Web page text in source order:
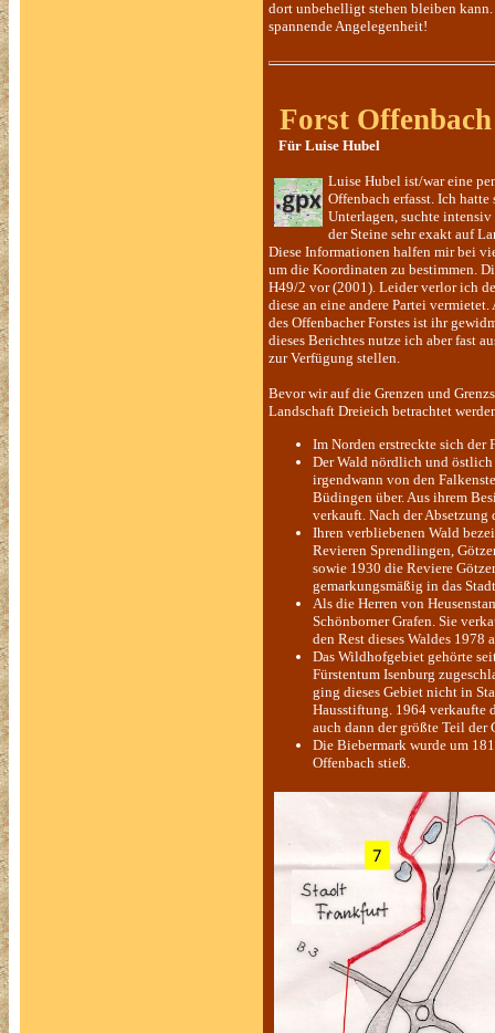
dort unbehelligt stehen bleiben
spannende Angelegenheit!
Forst Offenbach
Für Luise
Luise Hubel ist/war eine
Offenbach erfasst. Ich
Unterlagen, suchte
der Steine sehr exakt auf
Diese Informationen halfen mir bei
um die Koordinaten zu bestimmen.
H49/2 vor (2001). Leider verlor ich
diese an eine andere Partei
des Offenbacher Forstes ist ihr
dieses Berichtes nutze ich aber fast
zur Verfügung stellen.
Bevor wir auf die Grenzen und
Landschaft Dreieich betrachtet
Im Norden erstreckte sich der
Der Wald nördlich und östlich
irgendwann von den
Büdingen über. Aus ihrem
verkauft. Nach der Absetzung
Ihren verbliebenen Wald
Revieren Sprendlingen,
sowie 1930 die Reviere
gemarkungsmäßig in das
Als die Herren von
Schönborner Grafen. Sie
den Rest dieses Waldes 1978
Das Wildhofgebiet gehörte
Fürstentum Isenburg
ging dieses Gebiet nicht in
Hausstiftung. 1964 verkaufte
auch dann der größte Teil der
Die Biebermark wurde um
Offenbach stieß.